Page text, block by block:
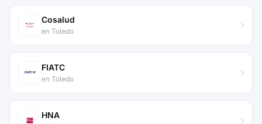
Cosalud
en Toledo
FIATC
en Toledo
HNA